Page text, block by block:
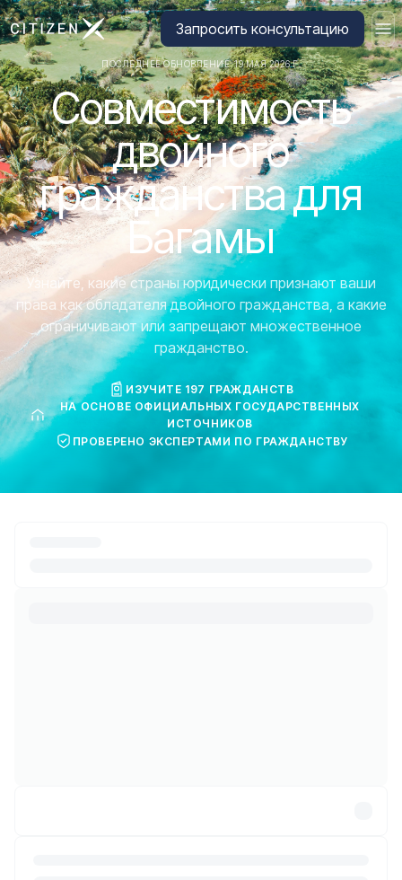
Перейти на главную страницу CitizenX
Запросить консультацию
ПОСЛЕДНЕЕ ОБНОВЛЕНИЕ: 19 МАЯ 2026 Г.
Совместимость
двойного
гражданства для
Багамы
Узнайте, какие страны юридически признают ваши
права как обладателя двойного гражданства, а какие
ограничивают или запрещают множественное
гражданство.
ИЗУЧИТЕ 197 ГРАЖДАНСТВ
НА ОСНОВЕ ОФИЦИАЛЬНЫХ ГОСУДАРСТВЕННЫХ
ИСТОЧНИКОВ
ПРОВЕРЕНО ЭКСПЕРТАМИ ПО ГРАЖДАНСТВУ